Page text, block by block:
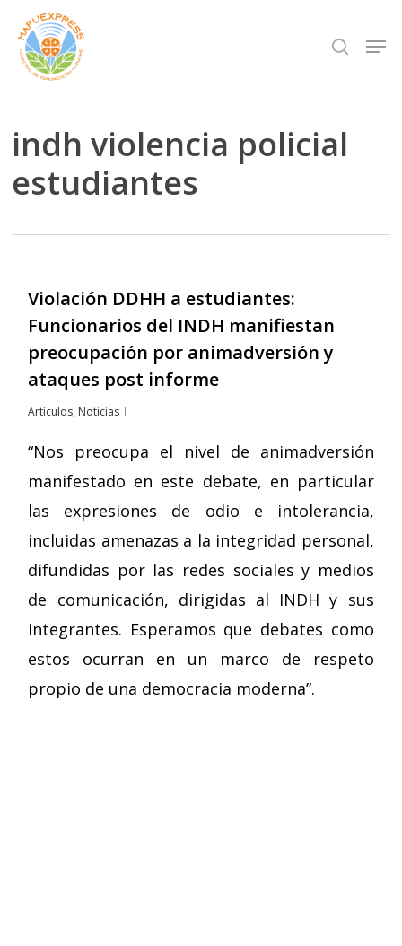
Skip
main
search
indh violencia policial
estudiantes
Violación DDHH a estudiantes:
Funcionarios del INDH manifiestan
preocupación por animadversión y
ataques post informe
Artículos, Noticias
“Nos preocupa el nivel de animadversión
manifestado en este debate, en particular
las expresiones de odio e intolerancia,
incluidas amenazas a la integridad personal,
difundidas por las redes sociales y medios
de comunicación, dirigidas al INDH y sus
integrantes. Esperamos que debates como
estos ocurran en un marco de respeto
propio de una democracia moderna”.
Close